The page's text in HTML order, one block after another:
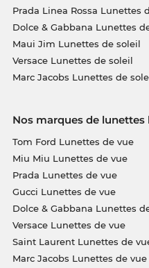
Prada Linea Rossa Lunettes
Dolce & Gabbana Lunettes
Maui Jim Lunettes de soleil
Versace Lunettes de soleil
Marc Jacobs Lunettes de
Nos marques de lunettes
Tom Ford Lunettes de vue
Miu Miu Lunettes de vue
Prada Lunettes de vue
Gucci Lunettes de vue
Dolce & Gabbana Lunettes
Versace Lunettes de vue
Saint Laurent Lunettes de
Marc Jacobs Lunettes de vue